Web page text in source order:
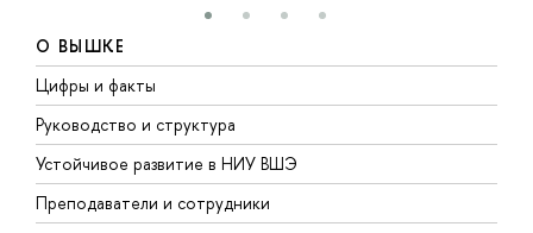
О ВЫШКЕ
Цифры и факты
Руководство и структура
Устойчивое развитие в НИУ ВШЭ
Преподаватели и сотрудники